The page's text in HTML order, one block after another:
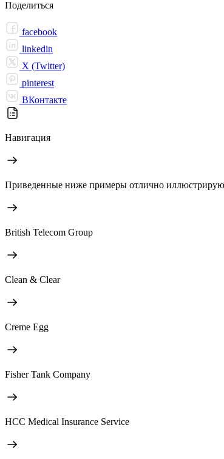
Поделиться
facebook
linkedin
X (Twitter)
pinterest
ВКонтакте
Навигация
Приведенные ниже примеры отлично
British Telecom Group
Clean & Clear
Creme Egg
Fisher Tank Company
HCC Medical Insurance Service